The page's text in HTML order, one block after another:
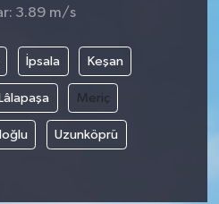
3.89 m/s
İpsala Keşan
Meriç
Uzunköprü